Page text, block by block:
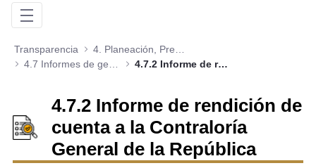
Transparencia
4.7.2 Informe de rendición de cuenta a la Contraloría General de la República
4.7.2 Informe de rendición de
cuenta a la Contraloría
General de la República